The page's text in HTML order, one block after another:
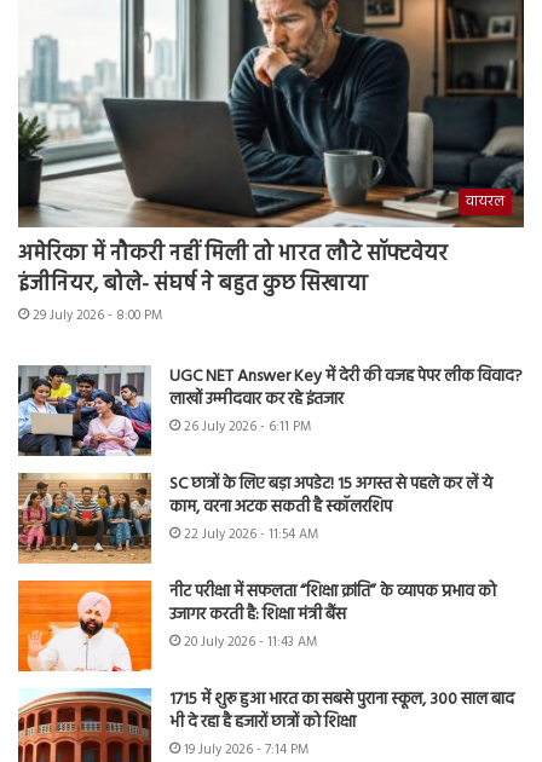
वायरल
अमेरिका में नौकरी नहीं मिली तो भारत लौटे सॉफ्टवेयर
इंजीनियर, बोले- संघर्ष ने बहुत कुछ सिखाया
29 July 2026 - 8:00 PM
UGC NET Answer Key में देरी की वजह पेपर लीक विवाद?
लाखों उम्मीदवार कर रहे इंतजार
26 July 2026 - 6:11 PM
SC छात्रों के लिए बड़ा अपडेट! 15 अगस्त से पहले कर लें ये
काम, वरना अटक सकती है स्कॉलरशिप
22 July 2026 - 11:54 AM
नीट परीक्षा में सफलता “शिक्षा क्रांति” के व्यापक प्रभाव को
उजागर करती है: शिक्षा मंत्री बैंस
20 July 2026 - 11:43 AM
1715 में शुरू हुआ भारत का सबसे पुराना स्कूल, 300 साल बाद
भी दे रहा है हजारों छात्रों को शिक्षा
19 July 2026 - 7:14 PM